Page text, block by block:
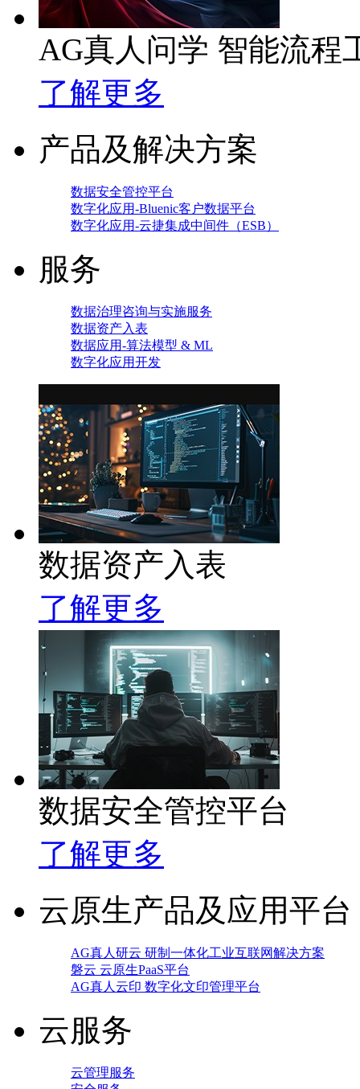
AG真人问学 智能流程
了解更多
产品及解决方案
数据安全管控平台
数字化应用-Bluenic客户数据平台
数字化应用-云捷集成中间件（ESB）
服务
数据治理咨询与实施服务
数据资产入表
数据应用-算法模型 & ML
数字化应用开发
数据资产入表
了解更多
数据安全管控平台
了解更多
云原生产品及应用平台
AG真人研云 研制一体化工业互联网解决方案
磐云 云原生PaaS平台
AG真人云印 数字化文印管理平台
云服务
云管理服务